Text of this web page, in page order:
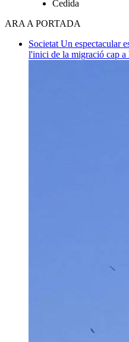
Cedida
ARA A PORTADA
Societat Un espectacular
l'inici de la migració cap